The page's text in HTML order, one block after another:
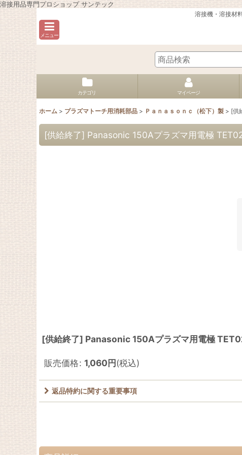
溶接用品専門プロショップ サンテック
溶接機・溶接材
メニュー
カテゴリ マイページ
ホーム > プラズマトーチ用消耗部品 > Ｐａｎａｓｏｎｃ（松下）製 > [供
[供給終了] Panasonic 150Aプラズマ用電極
[供給終了] Panasonic 150Aプラズマ用電極
販売価格: 1,060円(税込)
返品特約に関する重要事項